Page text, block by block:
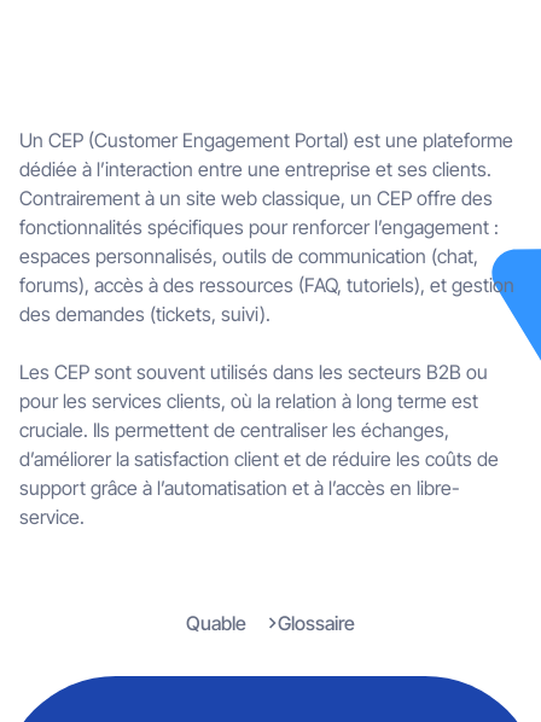
Un CEP (Customer Engagement Portal) est une plateforme
dédiée à l’interaction entre une entreprise et ses clients.
Contrairement à un site web classique, un CEP offre des
fonctionnalités spécifiques pour renforcer l’engagement :
espaces personnalisés, outils de communication (chat,
forums), accès à des ressources (FAQ, tutoriels), et gestion
des demandes (tickets, suivi).
Les CEP sont souvent utilisés dans les secteurs B2B ou
pour les services clients, où la relation à long terme est
cruciale. Ils permettent de centraliser les échanges,
d’améliorer la satisfaction client et de réduire les coûts de
support grâce à l’automatisation et à l’accès en libre-
service.
Quable Glossaire